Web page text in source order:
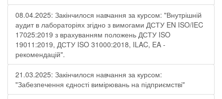
08.04.2025: Закінчилося навчання за курсом: "Внутрішній
аудит в лабораторіях згідно з вимогами ДСТУ EN ISO/IEC
17025:2019 з врахуванням положень ДСТУ ISO
19011:2019, ДСТУ ISO 31000:2018, ILAC, EA -
рекомендацій".
21.03.2025: Закінчилося навчання за курсом:
"Забезпечення єдності вимірювань на підприємстві"